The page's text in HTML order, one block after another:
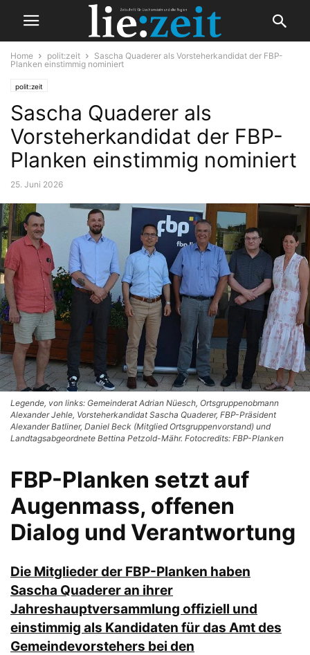
Home polit:zeit
Sascha Quaderer als Vorsteherkandidat der FBP-
Planken einstimmig nominiert
polit:zeit
Sascha Quaderer als
Vorsteherkandidat der FBP-
Planken einstimmig nominiert
25. Juni 2026
Legende, von links: Gemeinderat Adrian Nüesch, Ortsgruppenobmann
Alexander Jehle, Vorsteherkandidat Sascha Quaderer, FBP-Präsident
Alexander Batliner, Daniel Beck (Mitglied Ortsgruppenvorstand) und
Landtagsabgeordnete Bettina Petzold-Mähr. Fotocredits: FBP-Planken
FBP-Planken setzt auf
Augenmass, offenen
Dialog und Verantwortung
Die Mitglieder der FBP-Planken haben
Sascha Quaderer an ihrer
Jahreshauptversammlung offiziell und
einstimmig als Kandidaten für das Amt des
Gemeindevorstehers bei den